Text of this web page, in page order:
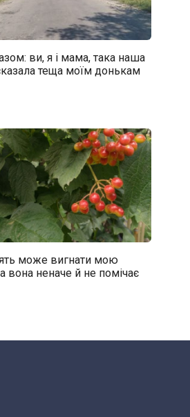
ви, я і мама, така наша
теща моїм донькам
може вигнати мою
вона неначе й не помічає